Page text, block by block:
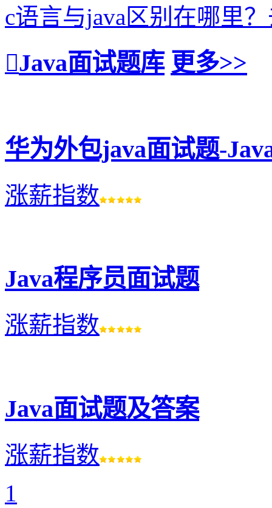
c语言与java区别在哪里
Java面试题库 更多>>
华为外包java面试题-
涨薪指数
Java程序员面试题
涨薪指数
Java面试题及答案
涨薪指数
1